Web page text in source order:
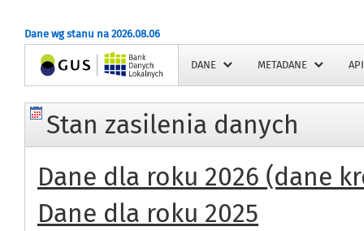
Dane wg stanu na 2026.08.06
Strona główna DANE METADANE API
Stan zasilenia danych
Dane dla roku 2026 (dane
Dane dla roku 2025